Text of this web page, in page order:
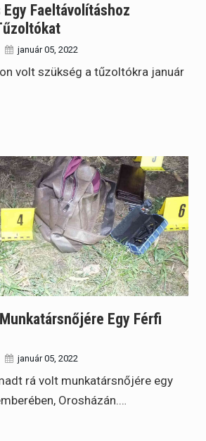
Faeltávolításhoz
január 05, 2022
volt szükség a tűzoltókra január
Egy Férfi
január 05, 2022
rá volt munkatársnőjére egy
Orosházán.…